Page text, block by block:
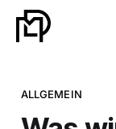
ALLGEMEIN